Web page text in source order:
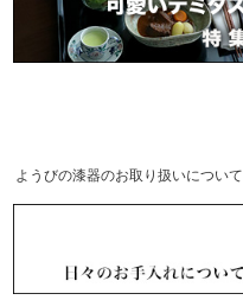
ようびの漆器のお取り扱いについて